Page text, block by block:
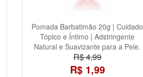
Pomada Barbatimão 20g | Cuidado
Tópico e Íntimo | Adstringente
Natural e Suavizante para a Pele.
R$ 4,99
R$ 1,99